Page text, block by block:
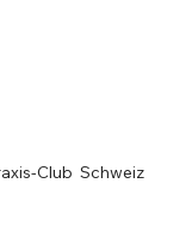
Club Schweiz